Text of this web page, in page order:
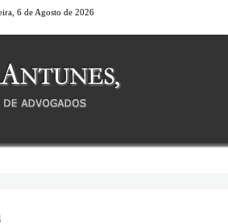
feira, 6 de Agosto de 2026